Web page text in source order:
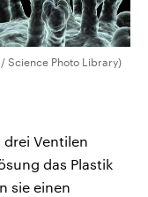
Science Photo Library)
drei Ventilen
das Plastik
sie einen